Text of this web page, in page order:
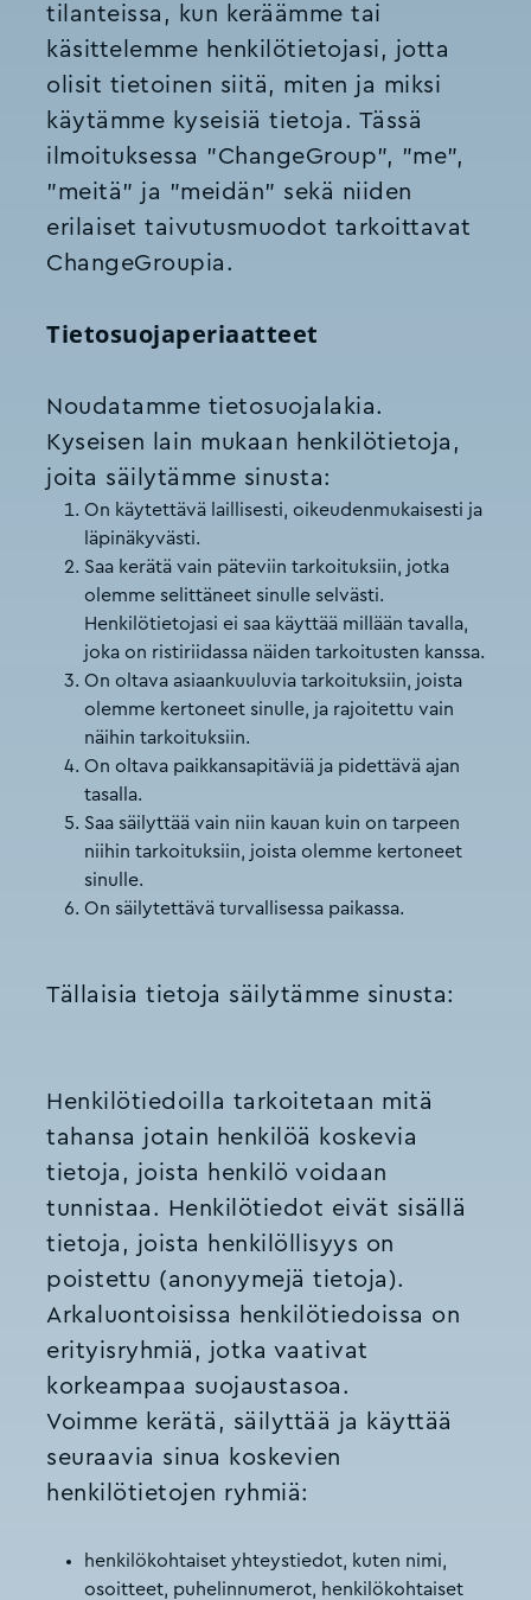
tilanteissa, kun keräämme tai
käsittelemme henkilötietojasi, jotta
olisit tietoinen siitä, miten ja miksi
käytämme kyseisiä tietoja. Tässä
ilmoituksessa "ChangeGroup", "me",
"meitä" ja "meidän" sekä niiden
erilaiset taivutusmuodot tarkoittavat
ChangeGroupia.
Tietosuojaperiaatteet
Noudatamme tietosuojalakia.
Kyseisen lain mukaan henkilötietoja,
joita säilytämme sinusta:
On käytettävä laillisesti, oikeudenmukaisesti ja
läpinäkyvästi.
Saa kerätä vain päteviin tarkoituksiin, jotka
olemme selittäneet sinulle selvästi.
Henkilötietojasi ei saa käyttää millään tavalla,
joka on ristiriidassa näiden tarkoitusten kanssa.
On oltava asiaankuuluvia tarkoituksiin, joista
olemme kertoneet sinulle, ja rajoitettu vain
näihin tarkoituksiin.
On oltava paikkansapitäviä ja pidettävä ajan
tasalla.
Saa säilyttää vain niin kauan kuin on tarpeen
niihin tarkoituksiin, joista olemme kertoneet
sinulle.
On säilytettävä turvallisessa paikassa.
Tällaisia tietoja säilytämme sinusta:
Henkilötiedoilla tarkoitetaan mitä
tahansa jotain henkilöä koskevia
tietoja, joista henkilö voidaan
tunnistaa. Henkilötiedot eivät sisällä
tietoja, joista henkilöllisyys on
poistettu (anonyymejä tietoja).
Arkaluontoisissa henkilötiedoissa on
erityisryhmiä, jotka vaativat
korkeampaa suojaustasoa.
Voimme kerätä, säilyttää ja käyttää
seuraavia sinua koskevien
henkilötietojen ryhmiä:
henkilökohtaiset yhteystiedot, kuten nimi,
osoitteet, puhelinnumerot, henkilökohtaiset